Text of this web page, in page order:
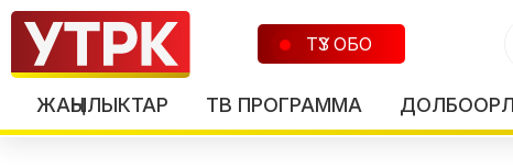
ТҮЗ ОБО
ЖАҢЫЛЫКТАР ТВ ПРОГРАММА